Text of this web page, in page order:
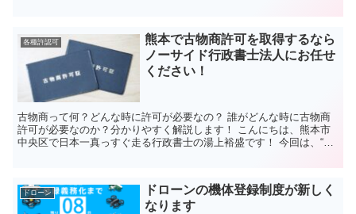
各種許認可
熊本で古物商許可を取得するなら
ノーサイド行政書士法人にお任せ
ください！
古物商って何？どんな時に許可が必要なの？ 誰がどんな時に古物商
許可が必要なのか？分かりやすく解説します！ こんにちは、熊本市
中央区で日本一真っすぐ走る行政書士の湯上裕盛です！ 今回は、“熊
ドローン
ドローンの機体登録制度が新しく
なります